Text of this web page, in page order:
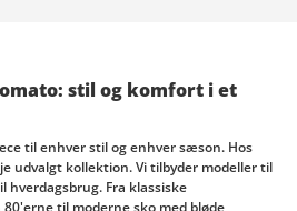
stil og komfort i et
til enhver stil og enhver sæson. Hos
udvalgt kollektion. Vi tilbyder modeller til
Fra klassiske
til moderne sko med bløde